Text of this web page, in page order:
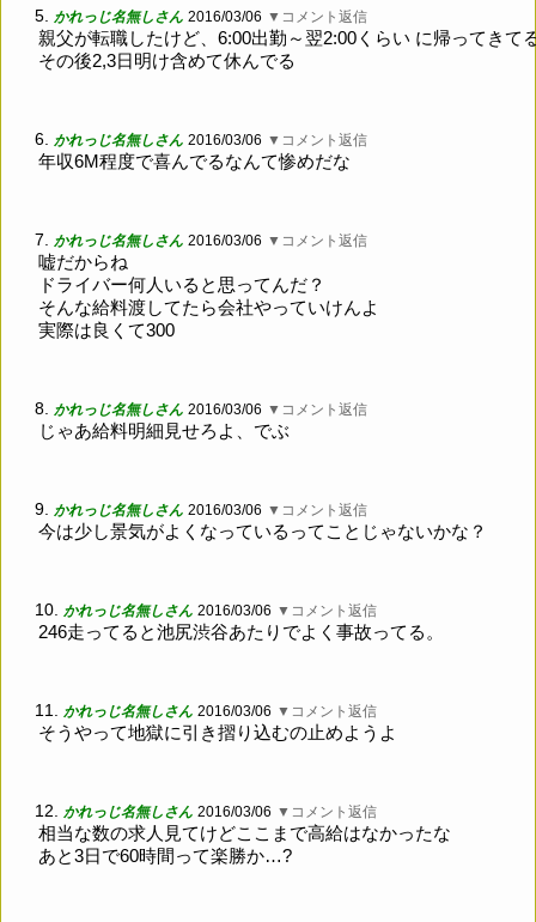
5. かれっじ名無しさん 2016/03/06 ▼コメント返信
親父が転職したけど、6:00出勤～翌2:00くらい に帰ってきて
その後2,3日明け含めて休んでる
6. かれっじ名無しさん 2016/03/06 ▼コメント返信
年収6M程度で喜んでるなんて惨めだな
7. かれっじ名無しさん 2016/03/06 ▼コメント返信
嘘だからね
ドライバー何人いると思ってんだ？
そんな給料渡してたら会社やっていけんよ
実際は良くて300
8. かれっじ名無しさん 2016/03/06 ▼コメント返信
じゃあ給料明細見せろよ、でぶ
9. かれっじ名無しさん 2016/03/06 ▼コメント返信
今は少し景気がよくなっているってことじゃないかな？
10. かれっじ名無しさん 2016/03/06 ▼コメント返信
246走ってると池尻渋谷あたりでよく事故ってる。
11. かれっじ名無しさん 2016/03/06 ▼コメント返信
そうやって地獄に引き摺り込むの止めようよ
12. かれっじ名無しさん 2016/03/06 ▼コメント返信
相当な数の求人見てけどここまで高給はなかったな
あと3日で60時間って楽勝か…?